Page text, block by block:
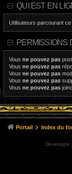
QUI EST EN
Utilisateurs parcourant
PERMISSIONS
Vous ne pouvez pas
Vous ne pouvez pas
Vous ne pouvez pas
Vous ne pouvez pas
Vous ne pouvez pas
Portail Index du
Développé